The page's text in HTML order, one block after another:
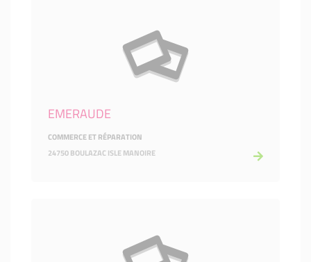
EMERAUDE
COMMERCE ET RÉPARATION
24750 BOULAZAC ISLE MANOIRE